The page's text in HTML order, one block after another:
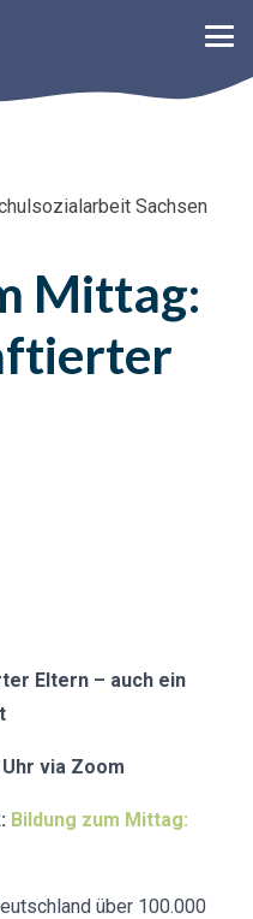
Sachsen
Mittag:
Eltern – auch ein
via Zoom
Bildung zum Mittag:
über 100.000